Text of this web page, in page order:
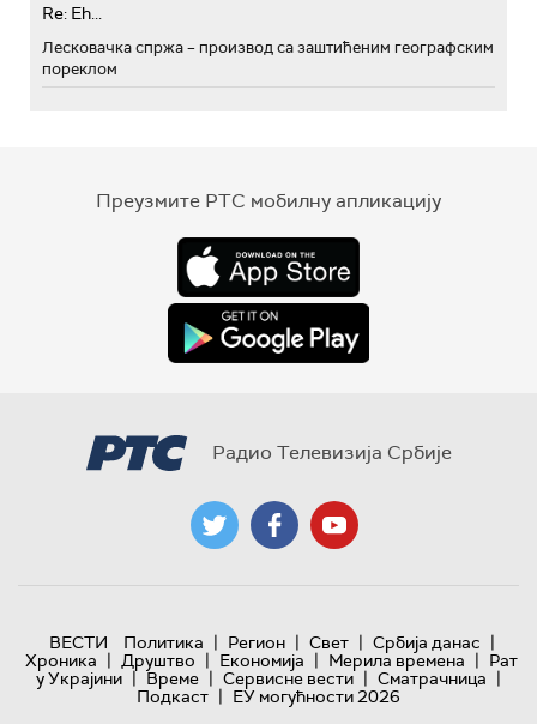
Re: Eh...
Лесковачка спржа – производ са заштићеним географским
пореклом
Преузмите РТС мобилну апликацију
Радио Телевизија Србије
ВЕСТИ Политика | Регион | Свет | Србија данас |
Хроника | Друштво | Економија | Мерила времена | Рат
у Украјини | Време | Сервисне вести | Сматрачница |
Подкаст | ЕУ могућности 2026